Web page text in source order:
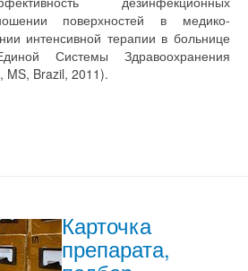
поверхностей в медико-
интенсивной терапии в больнице
Системы Здравоохранения
MS, Brazil, 2011).
Карточка
препарата,